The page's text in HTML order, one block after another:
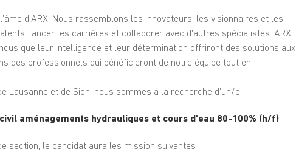
d'ARX. Nous rassemblons les innovateurs, les visionnaires et les
lancer les carrières et collaborer avec d'autres spécialistes. ARX
que leur intelligence et leur détermination offriront des solutions aux
des professionnels qui bénéficieront de notre équipe tout en
Lausanne et de Sion, nous sommes à la recherche d'un/e
aménagements hydrauliques et cours d'eau 80-100% (h/f)
section, le candidat aura les mission suivantes :